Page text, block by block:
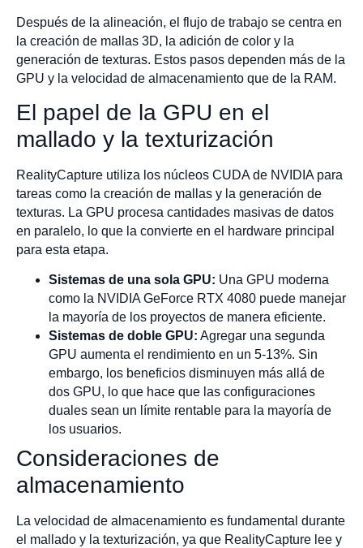
Después de la alineación, el flujo de trabajo se centra en
la creación de mallas 3D, la adición de color y la
generación de texturas. Estos pasos dependen más de la
GPU y la velocidad de almacenamiento que de la RAM.
El papel de la GPU en el
mallado y la texturización
RealityCapture utiliza los núcleos CUDA de NVIDIA para
tareas como la creación de mallas y la generación de
texturas. La GPU procesa cantidades masivas de datos
en paralelo, lo que la convierte en el hardware principal
para esta etapa.
Sistemas de una sola GPU: Una GPU moderna
como la NVIDIA GeForce RTX 4080 puede manejar
la mayoría de los proyectos de manera eficiente.
Sistemas de doble GPU: Agregar una segunda
GPU aumenta el rendimiento en un 5-13%. Sin
embargo, los beneficios disminuyen más allá de
dos GPU, lo que hace que las configuraciones
duales sean un límite rentable para la mayoría de
los usuarios.
Consideraciones de
almacenamiento
La velocidad de almacenamiento es fundamental durante
el mallado y la texturización, ya que RealityCapture lee y